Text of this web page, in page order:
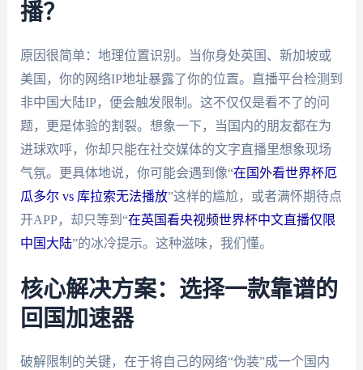
播？
原因很简单：地理位置识别。当你身处英国、新加坡或
美国，你的网络IP地址暴露了你的位置。直播平台检测到
非中国大陆IP，便会触发限制。这不仅仅是看不了的问
题，更是体验的割裂。想象一下，当国内的朋友都在为
进球欢呼，你却只能在社交媒体的文字直播里想象现场
气氛。更具体地说，你可能会遇到像“在国外看世界杯厄
瓜多尔 vs 库拉索无法播放”这样的尴尬，或者满怀期待点
开APP，却只等到“在英国看央视频世界杯中文直播仅限
中国大陆”的冰冷提示。这种滋味，我们懂。
核心解决方案：选择一款靠谱的
回国加速器
破解限制的关键，在于将自己的网络“伪装”成一个国内